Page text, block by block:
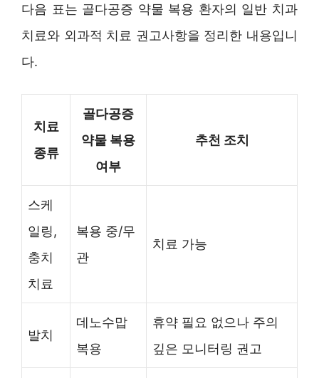
다음 표는 골다공증 약물 복용 환자의 일반 치과
치료와 외과적 치료 권고사항을 정리한 내용입니
다.
치료
종류
골다공증
약물 복용
여부
추천 조치
스케
일링,
충치
치료
복용 중/무
관
치료 가능
발치
데노수맙
복용
휴약 필요 없으나 주의
깊은 모니터링 권고